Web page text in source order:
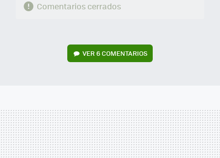
Comentarios cerrados
VER6 COMENTARIOS